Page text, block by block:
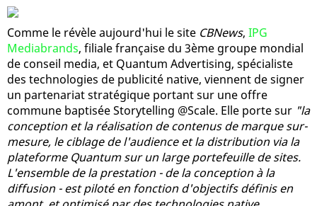
Comme le révèle aujourd'hui le site CBNews, IPG
Mediabrands, filiale française du 3ème groupe mondial
de conseil media, et Quantum Advertising, spécialiste
des technologies de publicité native, viennent de signer
un partenariat stratégique portant sur une offre
commune baptisée Storytelling @Scale. Elle porte sur "la
conception et la réalisation de contenus de marque sur-
mesure, le ciblage de l'audience et la distribution via la
plateforme Quantum sur un large portefeuille de sites.
L'ensemble de la prestation - de la conception à la
diffusion - est piloté en fonction d'objectifs définis en